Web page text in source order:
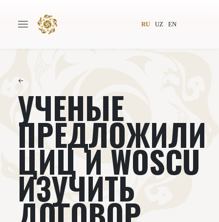
RU UZ EN
Авторы Всемирное общество
Издательство Новости
Подкасты
Книги Видеолекторий
←
УЧЕНЫЕ
ПРЕДЛОЖИЛИ
ЦИЦ И WOSCU
ИЗУЧИТЬ